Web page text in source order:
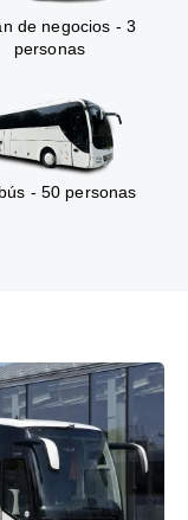
de negocios - 3
personas
- 50 personas